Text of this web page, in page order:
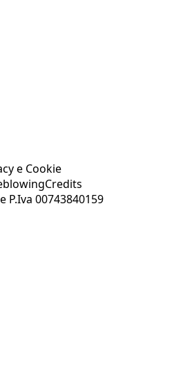
e Cookie
Credits
P.Iva 00743840159